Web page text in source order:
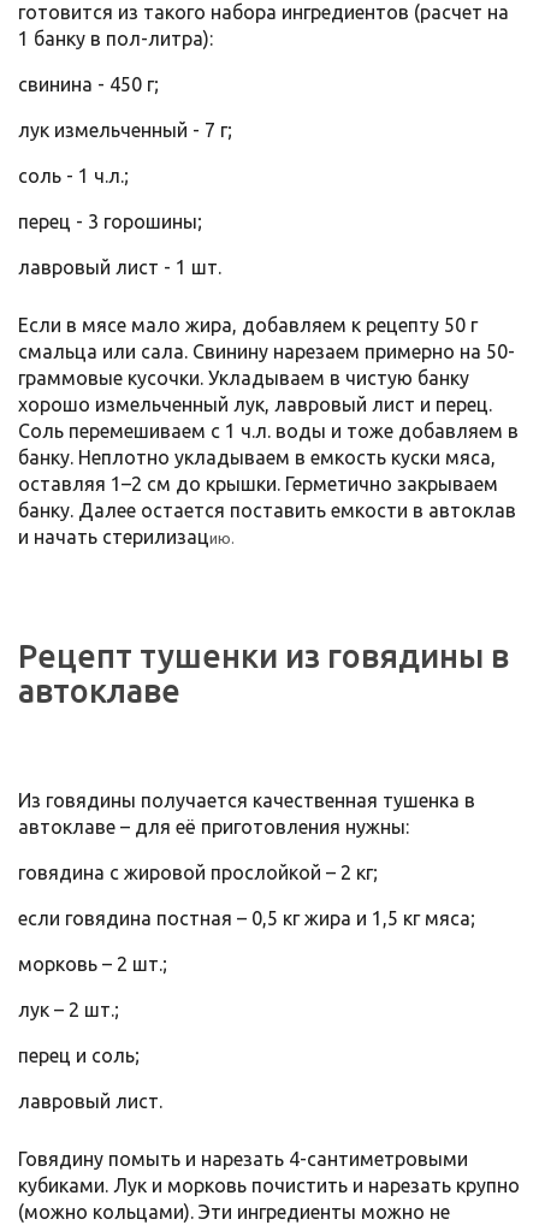
готовится из такого набора ингредиентов (расчет на
1 банку в пол-литра):
свинина - 450 г;
лук измельченный - 7 г;
соль - 1 ч.л.;
перец - 3 горошины;
лавровый лист - 1 шт.
Если в мясе мало жира, добавляем к рецепту 50 г
смальца или сала. Свинину нарезаем примерно на 50-
граммовые кусочки. Укладываем в чистую банку
хорошо измельченный лук, лавровый лист и перец.
Соль перемешиваем с 1 ч.л. воды и тоже добавляем в
банку. Неплотно укладываем в емкость куски мяса,
оставляя 1–2 см до крышки. Герметично закрываем
банку. Далее остается поставить емкости в автоклав
и начать стерилизацию.
Рецепт тушенки из говядины в
автоклаве
Из говядины получается качественная тушенка в
автоклаве – для её приготовления нужны:
говядина с жировой прослойкой – 2 кг;
если говядина постная – 0,5 кг жира и 1,5 кг мяса;
морковь – 2 шт.;
лук – 2 шт.;
перец и соль;
лавровый лист.
Говядину помыть и нарезать 4-сантиметровыми
кубиками. Лук и морковь почистить и нарезать крупно
(можно кольцами). Эти ингредиенты можно не